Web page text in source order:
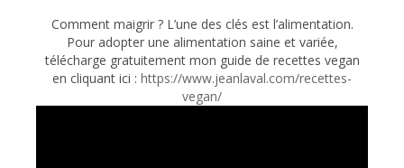
Comment maigrir ? L’une des clés est l’alimentation.
Pour adopter une alimentation saine et variée,
télécharge gratuitement mon guide de recettes vegan
en cliquant ici : https://www.jeanlaval.com/recettes-
vegan/